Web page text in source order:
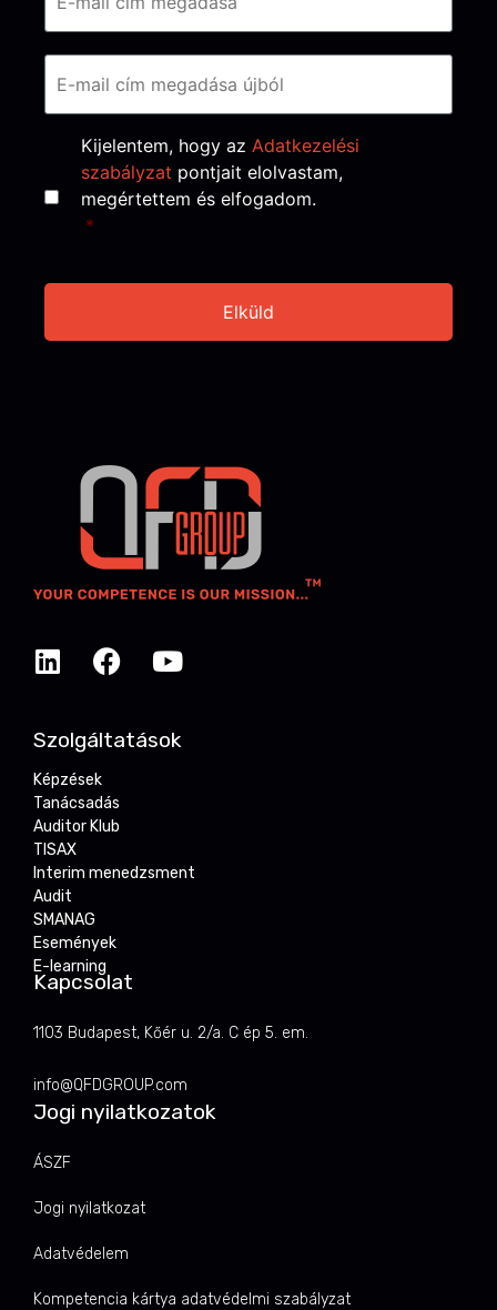
Consent *
Kijelentem, hogy az Adatkezelési
szabályzat pontjait elolvastam,
megértettem és elfogadom.
*
Szolgáltatások
Képzések
Tanácsadás
Auditor Klub
TISAX
Interim menedzsment
Audit
SMANAG
Események
E-learning
Kapcsolat
1103 Budapest, Kőér u. 2/a. C ép 5. em.
info@QFDGROUP.com
Jogi nyilatkozatok
ÁSZF
Jogi nyilatkozat
Adatvédelem
Kompetencia kártya adatvédelmi szabályzat